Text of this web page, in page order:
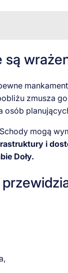
są
zmusza
osób
mogą
i
Doły.